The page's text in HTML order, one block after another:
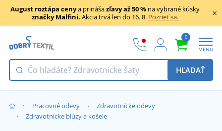
August roztápa cenya prinášazľavy až 50 %na vybrané kúsky
značky Malfini. Akcia trvá len do 16. 8. Pozrieť sa.
0
MENU
HĽADAŤ
Pracovné odevy
Zdravotnícke odevy
Zdravotnícke blúzy a košele